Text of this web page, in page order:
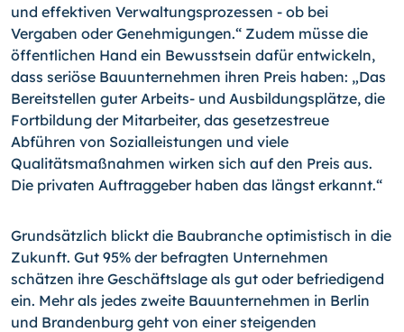
und effektiven Verwaltungsprozessen - ob bei
Vergaben oder Genehmigungen.“ Zudem müsse die
öffentlichen Hand ein Bewusstsein dafür entwickeln,
dass seriöse Bauunternehmen ihren Preis haben: „Das
Bereitstellen guter Arbeits- und Ausbildungsplätze, die
Fortbildung der Mitarbeiter, das gesetzestreue
Abführen von Sozialleistungen und viele
Qualitätsmaßnahmen wirken sich auf den Preis aus.
Die privaten Auftraggeber haben das längst erkannt.“
Grundsätzlich blickt die Baubranche optimistisch in die
Zukunft. Gut 95% der befragten Unternehmen
schätzen ihre Geschäftslage als gut oder befriedigend
ein. Mehr als jedes zweite Bauunternehmen in Berlin
und Brandenburg geht von einer steigenden